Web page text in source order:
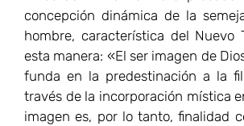
concepción dinámica de la
hombre, característica del Nuevo
esta manera: «El ser imagen de
funda en la predestinación a la
través de la incorporación mística
imagen es, por lo tanto, finalidad